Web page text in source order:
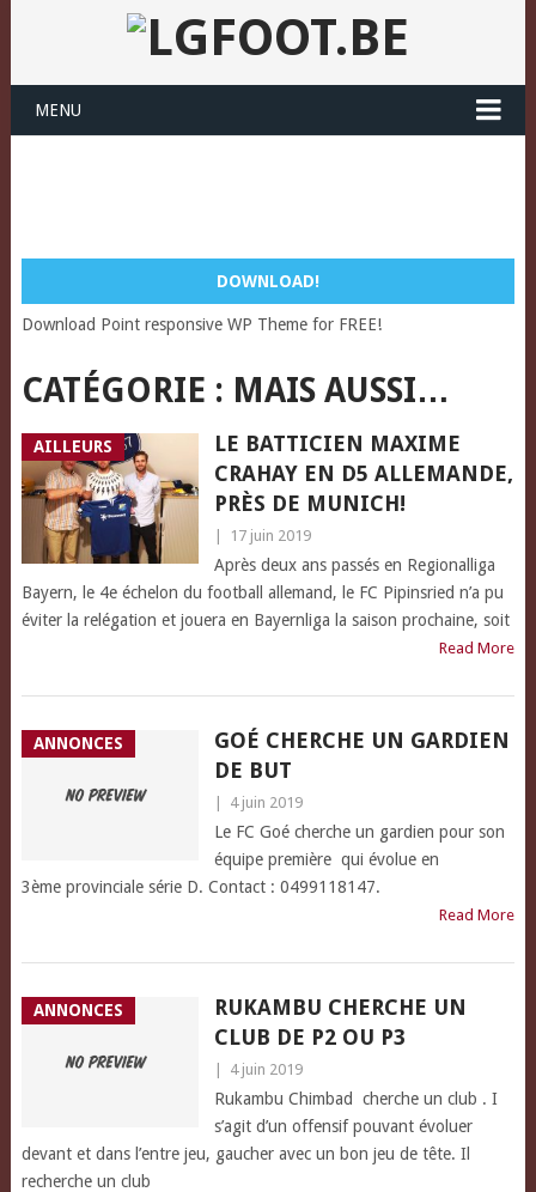
MENU
DOWNLOAD!
Download Point responsive WP Theme for FREE!
CATÉGORIE : MAIS AUSSI…
AILLEURS
LE BATTICIEN MAXIME
CRAHAY EN D5 ALLEMANDE,
PRÈS DE MUNICH!
17 juin 2019
Après deux ans passés en Regionalliga
Bayern, le 4e échelon du football allemand, le FC Pipinsried n’a pu
éviter la relégation et jouera en Bayernliga la saison prochaine, soit
Read More
ANNONCES
GOÉ CHERCHE UN GARDIEN
DE BUT
4 juin 2019
Le FC Goé cherche un gardien pour son
équipe première qui évolue en
3ème provinciale série D. Contact : 0499118147.
Read More
ANNONCES
RUKAMBU CHERCHE UN
CLUB DE P2 OU P3
4 juin 2019
Rukambu Chimbad cherche un club . I
s’agit d’un offensif pouvant évoluer
devant et dans l’entre jeu, gaucher avec un bon jeu de tête. Il
recherche un club